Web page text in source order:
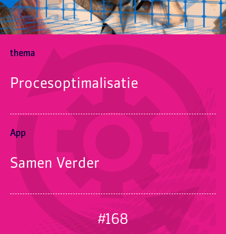
thema
Procesoptimalisatie
App
Samen Verder
#168